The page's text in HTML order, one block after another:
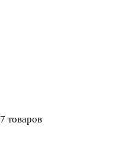
товаров